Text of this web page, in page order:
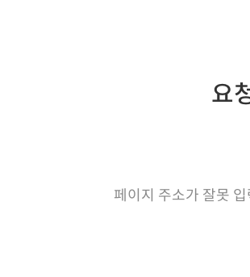
요
페이지 주소가 잘못